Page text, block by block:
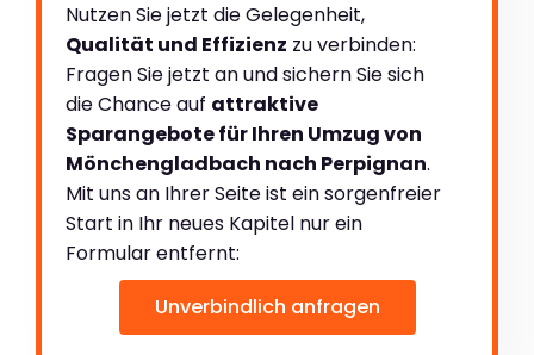
Nutzen Sie jetzt die Gelegenheit,
Qualität und Effizienz zu verbinden:
Fragen Sie jetzt an und sichern Sie sich
die Chance auf attraktive
Sparangebote für Ihren Umzug von
Mönchengladbach nach Perpignan.
Mit uns an Ihrer Seite ist ein sorgenfreier
Start in Ihr neues Kapitel nur ein
Formular entfernt:
Unverbindlich anfragen